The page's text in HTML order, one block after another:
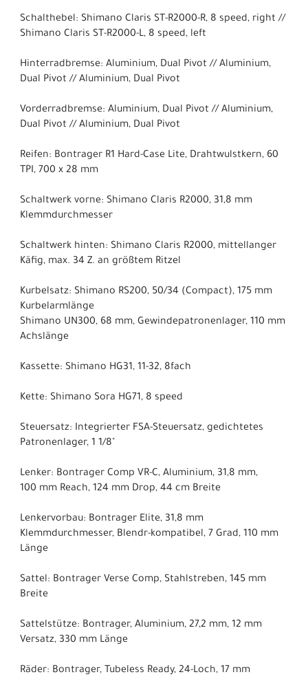
Schalthebel: Shimano Claris ST-R2000-R, 8 speed, right //
Shimano Claris ST-R2000-L, 8 speed, left
Hinterradbremse: Aluminium, Dual Pivot // Aluminium,
Dual Pivot // Aluminium, Dual Pivot
Vorderradbremse: Aluminium, Dual Pivot // Aluminium,
Dual Pivot // Aluminium, Dual Pivot
Reifen: Bontrager R1 Hard-Case Lite, Drahtwulstkern, 60
TPI, 700 x 28 mm
Schaltwerk vorne: Shimano Claris R2000, 31,8 mm
Klemmdurchmesser
Schaltwerk hinten: Shimano Claris R2000, mittellanger
Käfig, max. 34 Z. an größtem Ritzel
Kurbelsatz: Shimano RS200, 50/34 (Compact), 175 mm
Kurbelarmlänge
Shimano UN300, 68 mm, Gewindepatronenlager, 110 mm
Achslänge
Kassette: Shimano HG31, 11-32, 8fach
Kette: Shimano Sora HG71, 8 speed
Steuersatz: Integrierter FSA-Steuersatz, gedichtetes
Patronenlager, 1 1/8"
Lenker: Bontrager Comp VR-C, Aluminium, 31,8 mm,
100 mm Reach, 124 mm Drop, 44 cm Breite
Lenkervorbau: Bontrager Elite, 31,8 mm
Klemmdurchmesser, Blendr-kompatibel, 7 Grad, 110 mm
Länge
Sattel: Bontrager Verse Comp, Stahlstreben, 145 mm
Breite
Sattelstütze: Bontrager, Aluminium, 27,2 mm, 12 mm
Versatz, 330 mm Länge
Räder: Bontrager, Tubeless Ready, 24-Loch, 17 mm